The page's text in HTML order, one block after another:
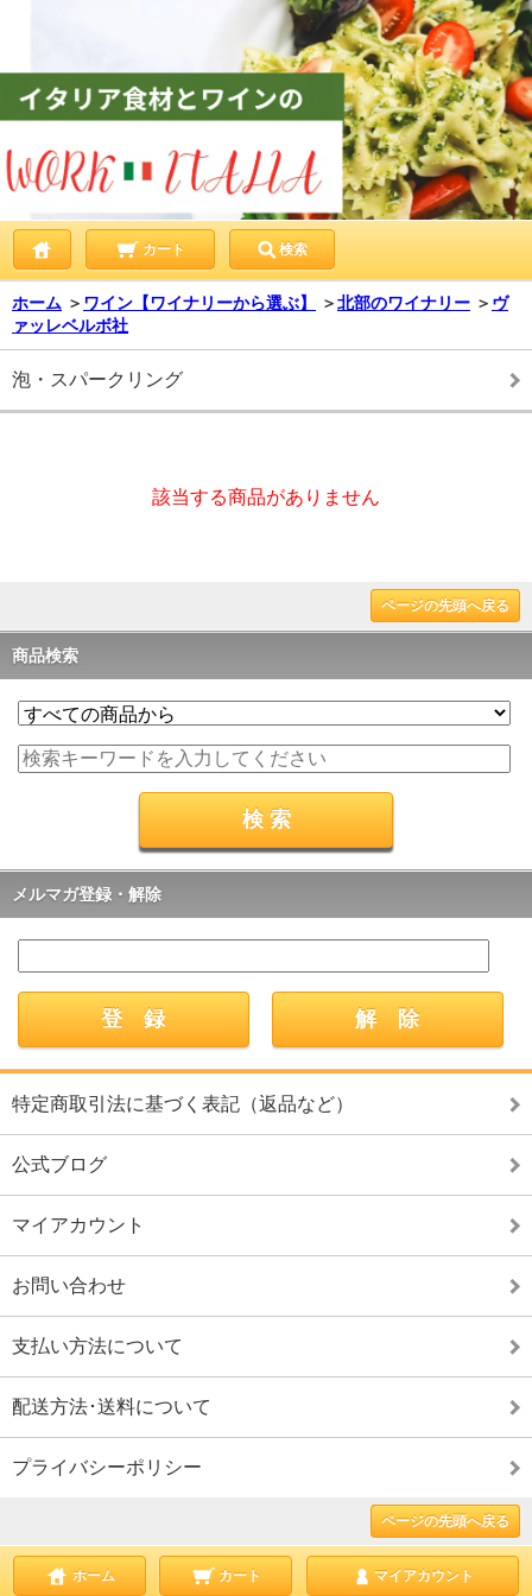
カート 検索
ホーム ＞ ワイン【ワイナリーから選ぶ】 ＞北部のワイナリー ＞ ヴ
ァッレベルボ社
泡・スパークリング
該当する商品がありません
ページの先頭へ戻る
商品検索
メルマガ登録・解除
特定商取引法に基づく表記（返品など）
公式ブログ
マイアカウント
お問い合わせ
支払い方法について
配送方法･送料について
プライバシーポリシー
ページの先頭へ戻る
ホーム カート マイアカウント